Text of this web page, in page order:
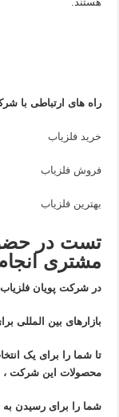
راه های ارتباطی با
خرید فلزیاب
فروش فلزیاب
بهترین فلزیاب
تست در
مشتری
در شرکت پویان
بازار‌های بین المللی
تا شما را برای یک
محصولات این شرکت ،
شما را برای رسیدن به